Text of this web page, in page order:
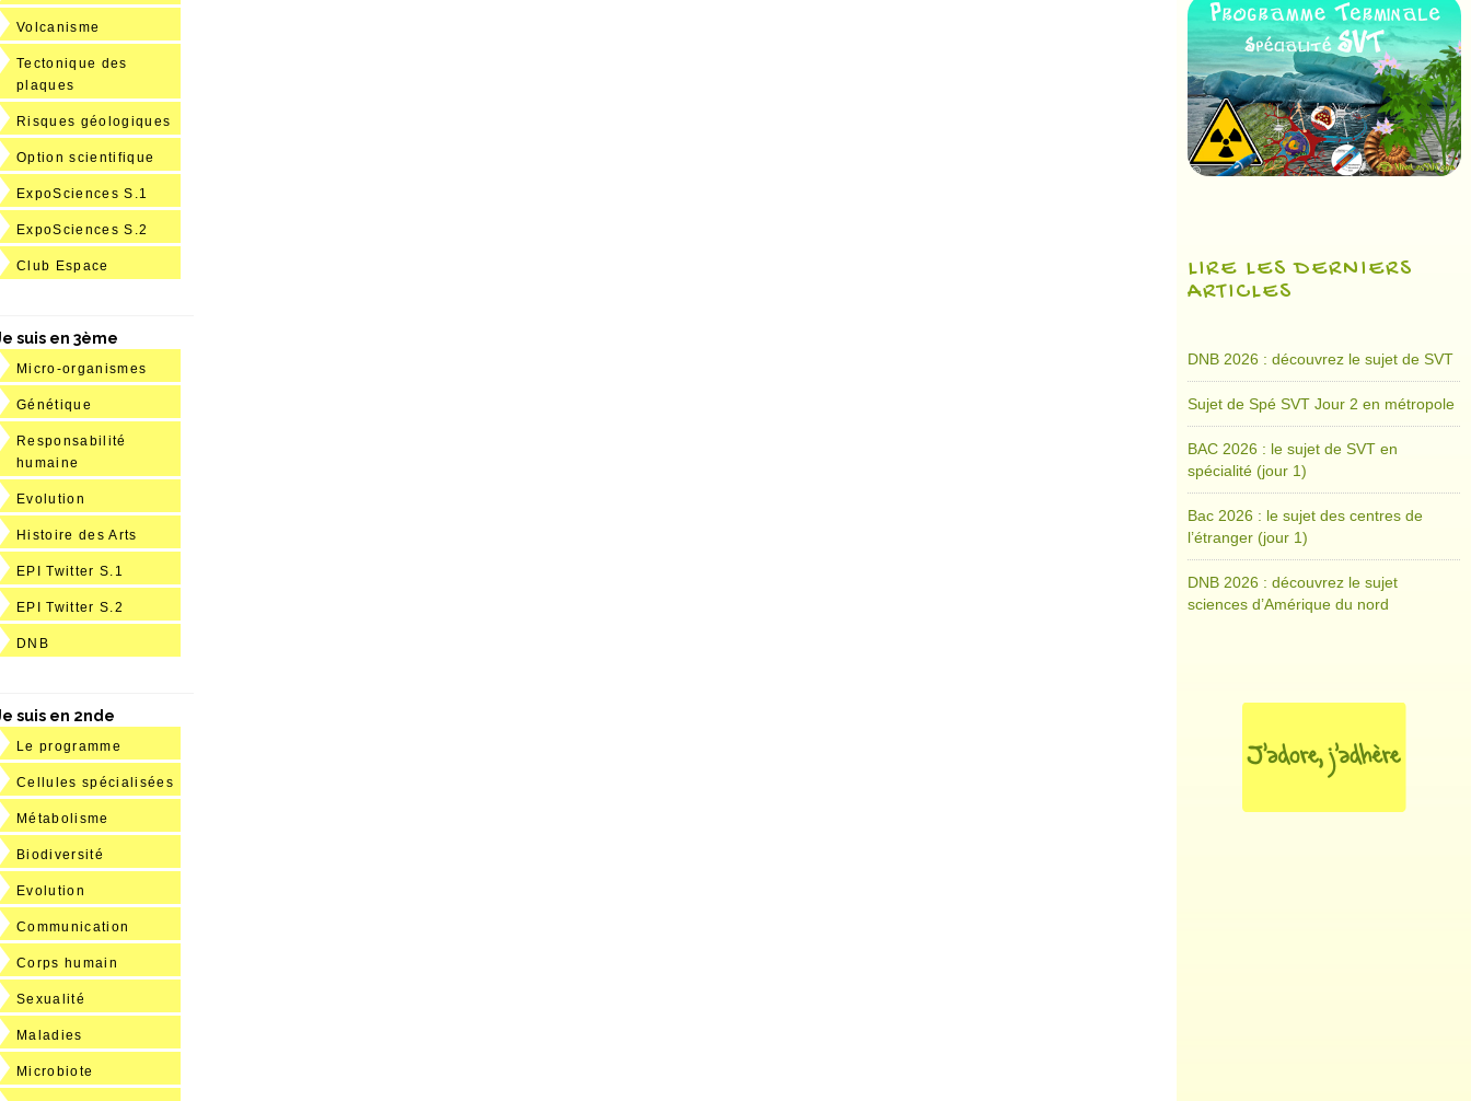
Volcanisme
Tectonique des
plaques
Risques géologiques
Option scientifique
ExpoSciences S.1
ExpoSciences S.2
Club Espace
suis en 3ème
Micro-organismes
Génétique
Responsabilité
humaine
Evolution
Histoire des Arts
EPI Twitter S.1
EPI Twitter S.2
DNB
suis en 2nde
Le programme
Cellules spécialisées
Métabolisme
Biodiversité
Evolution
Communication
Corps humain
Sexualité
Maladies
Microbiote
LIRE LES DERNIERS
ARTICLES
DNB 2026 : découvrez le sujet de SVT
Sujet de Spé SVT Jour 2 en métropole
BAC 2026 : le sujet de SVT en
spécialité (jour 1)
Bac 2026 : le sujet des centres de
l’étranger (jour 1)
DNB 2026 : découvrez le sujet
sciences d’Amérique du nord